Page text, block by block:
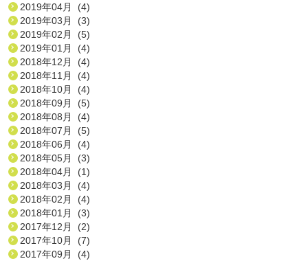
2019年04月 (4)
2019年03月 (3)
2019年02月 (5)
2019年01月 (4)
2018年12月 (4)
2018年11月 (4)
2018年10月 (4)
2018年09月 (5)
2018年08月 (4)
2018年07月 (5)
2018年06月 (4)
2018年05月 (3)
2018年04月 (1)
2018年03月 (4)
2018年02月 (4)
2018年01月 (3)
2017年12月 (2)
2017年10月 (7)
2017年09月 (4)